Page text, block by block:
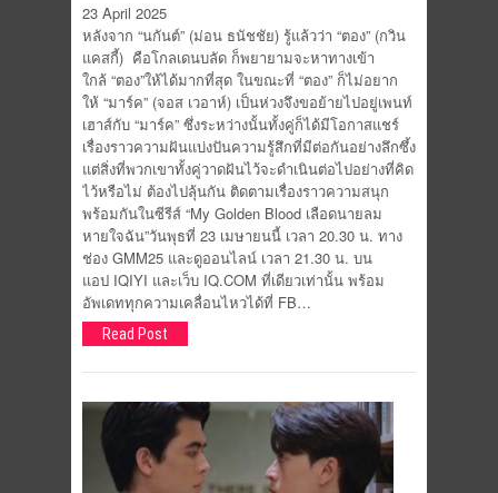
23 April 2025
หลังจาก “นกันต์” (ม่อน ธนัชชัย) รู้แล้วว่า “ตอง” (กวิน
แคสกี้) คือโกลเดนบลัด ก็พยายามจะหาทางเข้า
ใกล้ “ตอง”ให้ได้มากที่สุด ในขณะที่ “ตอง” ก็ไม่อยาก
ให้ “มาร์ค” (จอส เวอาห์) เป็นห่วงจึงขอย้ายไปอยู่เพนท์
เฮาส์กับ “มาร์ค” ซึ่งระหว่างนั้นทั้งคู่ก็ได้มีโอกาสแชร์
เรื่องราวความฝันแบ่งปันความรู้สึกที่มีต่อกันอย่างลึกซึ้ง
แต่สิ่งที่พวกเขาทั้งคู่วาดฝันไว้จะดำเนินต่อไปอย่างที่คิด
ไว้หรือไม่ ต้องไปลุ้นกัน ติดตามเรื่องราวความสนุก
พร้อมกันในซีรีส์ “My Golden Blood เลือดนายลม
หายใจฉัน”วันพุธที่ 23 เมษายนนี้ เวลา 20.30 น. ทาง
ช่อง GMM25 และดูออนไลน์ เวลา 21.30 น. บน
แอป IQIYI และเว็บ IQ.COM ที่เดียวเท่านั้น พร้อม
อัพเดททุกความเคลื่อนไหวได้ที่ FB…
Read Post